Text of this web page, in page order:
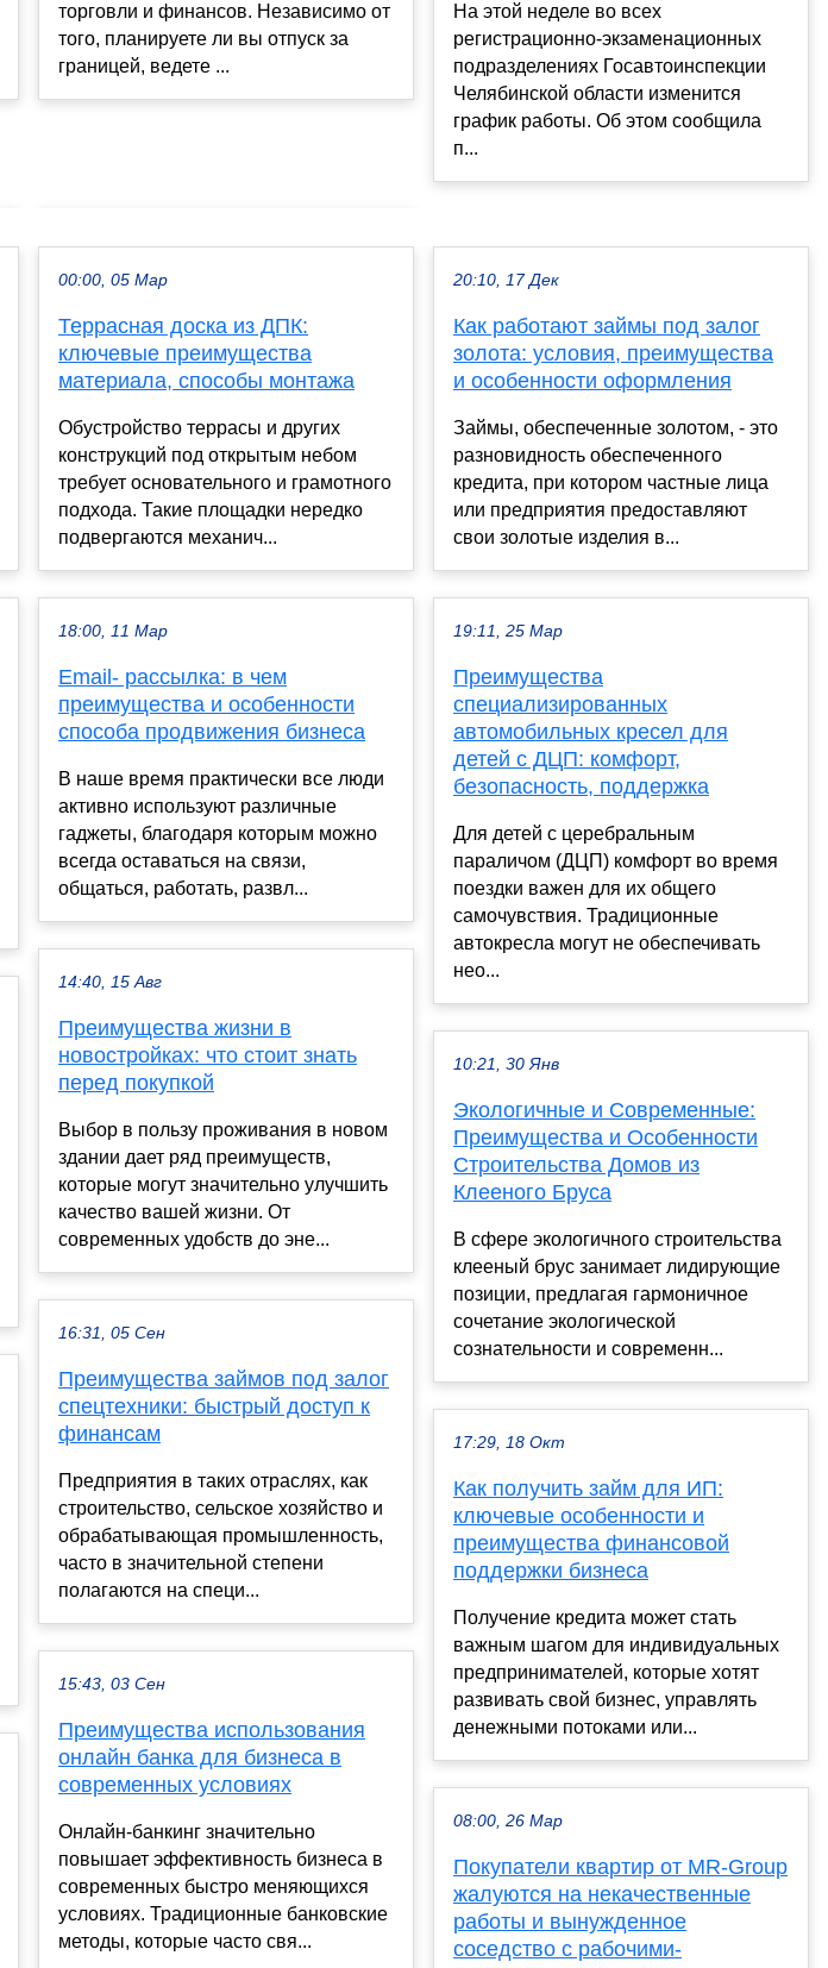
торговли и финансов. Независимо от
того, планируете ли вы отпуск за
границей, ведете ...
На этой неделе во всех
регистрационно-экзаменационных
подразделениях Госавтоинспекции
Челябинской области изменится
график работы. Об этом сообщила
п...
00:00, 05 Мар
Террасная доска из ДПК:
ключевые преимущества
материала, способы монтажа
Обустройство террасы и других
конструкций под открытым небом
требует основательного и грамотного
подхода. Такие площадки нередко
подвергаются механич...
18:00, 11 Мар
Еmail- рассылка: в чем
преимущества и особенности
способа продвижения бизнеса
В наше время практически все люди
активно используют различные
гаджеты, благодаря которым можно
всегда оставаться на связи,
общаться, работать, развл...
14:40, 15 Авг
Преимущества жизни в
новостройках: что стоит знать
перед покупкой
Выбор в пользу проживания в новом
здании дает ряд преимуществ,
которые могут значительно улучшить
качество вашей жизни. От
современных удобств до эне...
16:31, 05 Сен
Преимущества займов под залог
спецтехники: быстрый доступ к
финансам
Предприятия в таких отраслях, как
строительство, сельское хозяйство и
обрабатывающая промышленность,
часто в значительной степени
полагаются на специ...
15:43, 03 Сен
Преимущества использования
онлайн банка для бизнеса в
современных условиях
Онлайн-банкинг значительно
повышает эффективность бизнеса в
современных быстро меняющихся
условиях. Традиционные банковские
методы, которые часто свя...
20:10, 17 Дек
Как работают займы под залог
золота: условия, преимущества
и особенности оформления
Займы, обеспеченные золотом, - это
разновидность обеспеченного
кредита, при котором частные лица
или предприятия предоставляют
свои золотые изделия в...
19:11, 25 Мар
Преимущества
специализированных
автомобильных кресел для
детей с ДЦП: комфорт,
безопасность, поддержка
Для детей с церебральным
параличом (ДЦП) комфорт во время
поездки важен для их общего
самочувствия. Традиционные
автокресла могут не обеспечивать
нео...
10:21, 30 Янв
Экологичные и Современные:
Преимущества и Особенности
Строительства Домов из
Клееного Бруса
В сфере экологичного строительства
клееный брус занимает лидирующие
позиции, предлагая гармоничное
сочетание экологической
сознательности и современн...
17:29, 18 Окт
Как получить займ для ИП:
ключевые особенности и
преимущества финансовой
поддержки бизнеса
Получение кредита может стать
важным шагом для индивидуальных
предпринимателей, которые хотят
развивать свой бизнес, управлять
денежными потоками или...
08:00, 26 Мар
Покупатели квартир от MR-Group
жалуются на некачественные
работы и вынужденное
соседство с рабочими-